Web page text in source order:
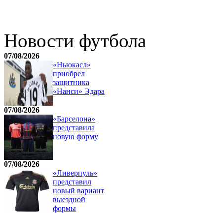
Новости футбола
07/08/2026
«Ньюкасл»
приобрел
защитника
«Нанси» Эдара
07/08/2026
«Барселона»
представила
новую форму
07/08/2026
«Ливерпуль»
представил
новый вариант
выездной
формы